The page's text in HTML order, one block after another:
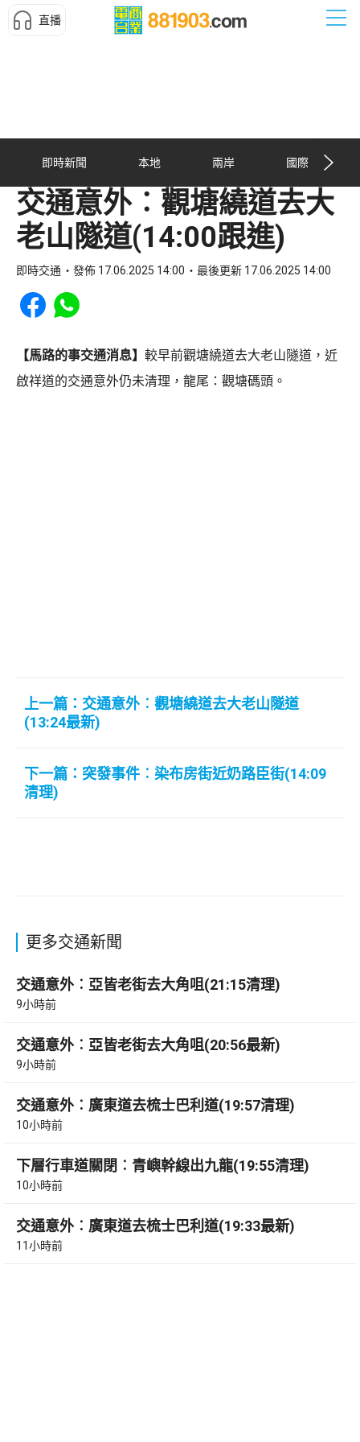
直播
即時新聞 本地 兩岸 國際
交通意外︰觀塘繞道去大
老山隧道(14:00跟進)
即時交通 發佈 17.06.2025 14:00 最後更新 17.06.2025 14:00
Share to Facebook
Share to WhatsApp
【馬路的事交通消息】 較早前觀塘繞道去大老山隧道，近
啟祥道的交通意外仍未清理，龍尾：觀塘碼頭。
上一篇：交通意外︰觀塘繞道去大老山隧道
(13:24最新)
下一篇：突發事件︰染布房街近奶路臣街(14:09
清理)
更多交通新聞
交通意外︰亞皆老街去大角咀(21:15清理)
9小時前
交通意外︰亞皆老街去大角咀(20:56最新)
9小時前
交通意外︰廣東道去梳士巴利道(19:57清理)
10小時前
下層行車道關閉︰青嶼幹線出九龍(19:55清理)
10小時前
交通意外︰廣東道去梳士巴利道(19:33最新)
11小時前